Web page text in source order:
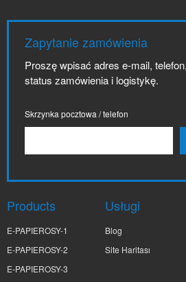
Zapytanie zamówienia
Proszę wpisać adres e-mail,
status zamówienia i logistykę.
Skrzynka pocztowa / telefon
Products
E-PAPIEROSY-1
E-PAPIEROSY-2
E-PAPIEROSY-3
Usługi
Blog
Site Haritası